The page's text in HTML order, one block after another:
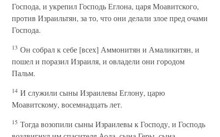
Господа, и укрепил Господь Еглона, царя Моавитского,
против Израильтян, за то, что они делали злое пред очами
Господа.
13 Он собрал к себе [всех] Аммонитян и Амаликитян, и
пошел и поразил Израиля, и овладели они городом
Пальм.
14 И служили сыны Израилевы Еглону, царю
Моавитскому, восемнадцать лет.
15 Тогда возопили сыны Израилевы к Господу, и Господь